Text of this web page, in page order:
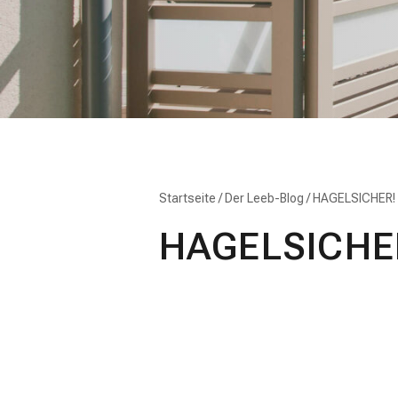
Startseite / Der Leeb-Blog / HAGELSICHER!